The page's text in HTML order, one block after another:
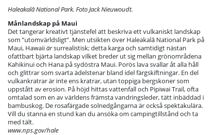
Haleakalā National Park. Foto Jack Nieuwoudt.
Månlandskap på Maui
Det tangerar kreativt tjänstefel att beskriva ett vulkaniskt landskap
som ”utomvärldsligt”. Men utsikten över Haleakalā National Park på
Maui, Hawaiiärsurrealistisk; detta karga och samtidigt nästan
ofattbart bjärta landskap vilket breder ut sig mellan grönområdena
Kahikinui och Hana på sydöstra Maui. Porös lava svallar åt alla håll
och glittrar som svarta ädelstenar bland idel färgskiftningar. En del
vulkankratrar är inte ens kratrar, utan toppiga bergskoner som
uppstått av erosion. På höjd hittas vattenfall och Pipiwai Trail, ofta
omtalad som en av världens främsta vandringsleder, tätt inbäddad i
bambuskog. De rosafärgade solnedgångarna är också spektakulära.
Vill du stanna en stund kan du ansöka om campingtillstånd och ta
med tält.
www.nps.gov/hale